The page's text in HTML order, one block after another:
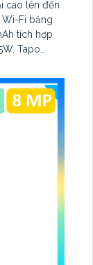
cao lên đến
Wi-Fi băng
tích hợp
Tapo